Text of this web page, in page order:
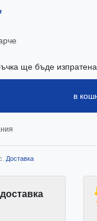
ще бъде
в
Доставка